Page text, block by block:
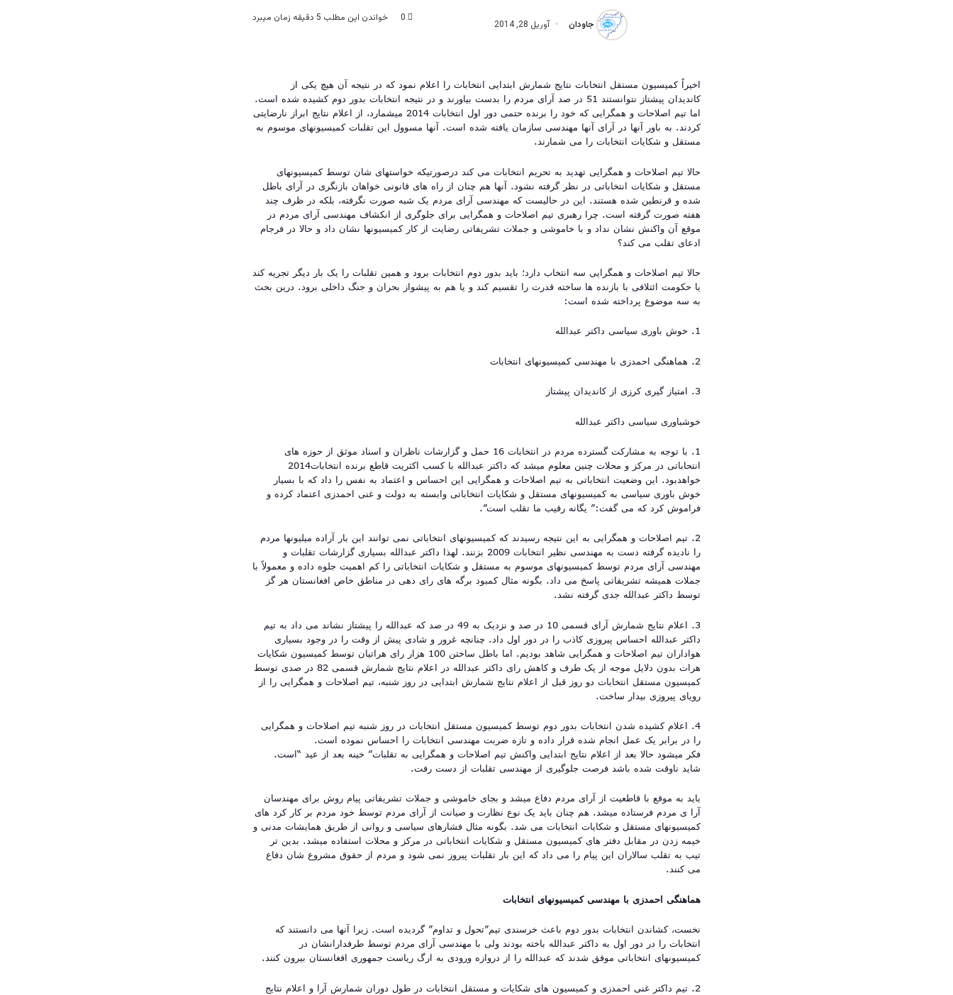
جاودان آوریل 28, 2014
0 خواندن این مطلب 5 دقیقه زمان میبرد
اخیراً کمیسیون مستقل انتخابات نتایج شمارش ابتدایی انتخابات را اعلام نمود که در نتیجه آن هیچ یکی از
کاندیدان پیشتاز نتوانستند 51 در صد آرای مردم را بدست بیاورند و در نتیجه انتخابات بدور دوم کشیده شده است.
اما تیم اصلاحات و همگرایی که خود را برنده حتمی دور اول انتخابات 2014 میشمارد، از اعلام نتایج ابراز نارضایتی
کردند. به باور آنها در آرای آنها مهندسی سازمان یافته شده است. آنها مسوول این تقلبات کمیسیونهای موسوم به
مستقل و شکایات انتخابات را می شمارند.
حالا تیم اصلاحات و همگرایی تهدید به تحریم انتخابات می کند درصورتیکه خواستهای شان توسط کمیسیونهای
مستقل و شکایات انتخاباتی در نظر گرفته نشود. آنها هم چنان از راه های قانونی خواهان بازنگری در آرای باطل
شده و قرنطین شده هستند. این در حالیست که مهندسی آرای مردم یک شبه صورت نگرفته، بلکه در ظرف چند
هفته صورت گرفته است. چرا رهبری تیم اصلاحات و همگرایی برای جلوگری از انکشاف مهندسی آرای مردم در
موقع آن واکنش نشان نداد و با خاموشی و جملات تشریفاتی رضایت از کار کمیسیونها نشان داد و حالا در فرجام
ادعای تقلب می کند؟
حالا تیم اصلاحات و همگرایی سه انتخاب دارد؛ باید بدور دوم انتخابات برود و همین تقلبات را یک بار دیگر تجریه کند
یا حکومت ائتلافی با بازنده ها ساخته قدرت را تقسیم کند و یا هم به پیشواز بحران و جنگ داخلی برود. درین بحث
به سه موضوع پرداخته شده است:
1. خوش باوری سیاسی داکتر عبدالله
2. هماهنگی احمدزی با مهندسی کمیسیونهای انتخابات
3. امتیاز گیری کرزی از کاندیدان پیشتاز
خوشباوری سیاسی داکتر عبدالله
1. با توجه به مشارکت گسترده مردم در انتخابات 16 حمل و گزارشات ناظران و اسناد موثق از حوزه های
انتحاباتی در مرکز و محلات چنین معلوم میشد که داکتر عبدالله با کسب اکثریت قاطع برنده انتخابات2014
خواهدبود. این وضعیت انتخاباتی به تیم اصلاحات و همگرایی این احساس و اعتماد به نفس را داد که با بسیار
خوش باوری سیاسی به کمیسیونهای مستقل و شکایات انتخاباتی وابسته به دولت و غنی احمدزی اعتماد کرده و
فراموش کرد که می گفت:” یگانه رقیب ما تقلب است”.
2. تیم اصلاحات و همگرایی به این نتیجه رسیدند که کمیسیونهای انتخاباتی نمی توانند این بار آراده میلیونها مردم
را نادیده گرفته دست به مهندسی نظیر انتخابات 2009 بزنند. لهذا داکتر عبدالله بسیاری گزارشات تقلبات و
مهندسی آرای مردم توسط کمیسیونهای موسوم به مستقل و شکایات انتخاباتی را کم اهمیت جلوه داده و معمولاً با
جملات همیشه تشریفاتی پاسخ می داد. بگونه مثال کمبود برگه های رای دهی در مناطق خاص افغانستان هر گز
توسط داکتر عبدالله جدی گرفته نشد.
3. اعلام نتایج شمارش آرای قسمی 10 در صد و نزدیک به 49 در صد که عبدالله را پیشتاز نشاند می داد به تیم
داکتر عبدالله احساس پیروزی کاذب را در دور اول داد. چنانچه غرور و شادی پیش از وقت را در وجود بسیاری
هواداران تیم اصلاحات و همگرایی شاهد بودیم. اما باطل ساختن 100 هزار رای هراتیان توسط کمیسیون شکایات
هرات بدون دلایل موجه از یک طرف و کاهش رای داکتر عبدالله در اعلام نتایج شمارش قسمی 82 در صدی توسط
کمیسیون مستقل انتخابات دو روز قبل از اعلام نتایج شمارش ابتدایی در روز شنبه، تیم اصلاحات و همگرایی را از
رویای پیروزی بیدار ساخت.
4. اعلام کشیده شدن انتخابات بدور دوم توسط کمیسیون مستقل انتخابات در روز شنبه تیم اصلاحات و همگرایی
را در برابر یک عمل انجام شده قرار داده و تازه ضربت مهندسی انتخابات را احساس نموده است.
فکر میشود حالا بعد از اعلام نتایج ابتدایی واکنش تیم اصلاحات و همگرایی به تقلبات” خینه بعد از عید “است.
شاید ناوقت شده باشد فرصت جلوگیری از مهندسی تقلبات از دست رفت.
باید به موقع با قاطعیت از آرای مردم دفاع میشد و بجای خاموشی و جملات تشریفاتی پیام روش برای مهندسان
آرا ی مردم فرستاده میشد. هم چنان باید یک نوع نظارت و صیانت از آرای مردم توسط خود مردم بر کار کرد های
کمیسیونهای مستقل و شکایات انتخابات می شد. بگونه مثال فشارهای سیاسی و روانی از طریق همایشات مدنی و
خیمه زدن در مقابل دفتر های کمیسیون مستقل و شکایات انتخاباتی در مرکز و محلات استفاده میشد. بدین تر
تیب به تقلب سالاران این پیام را می داد که این بار تقلبات پیروز نمی شود و مردم از حقوق مشروع شان دفاع
می کنند.
هماهنگی احمدزی با مهندسی کمیسیونهای انتخابات
نخست، کشاندن انتخابات بدور دوم باعث خرسندی تیم”تحول و تداوم” گردیده است. زیرا آنها می دانستند که
انتخابات را در دور اول به داکتر عبدالله باخته بودند ولی با مهندسی آرای مردم توسط طرفدارانشان در
کمیسیونهای انتخاباتی موفق شدند که عبدالله را از دروازه ورودی به ارگ ریاست جمهوری افغانستان بیرون کنند.
2. تیم داکتر غنی احمدزی و کمیسیون های شکایات و مستقل انتخابات در طول دوران شمارش آرا و اعلام نتایج